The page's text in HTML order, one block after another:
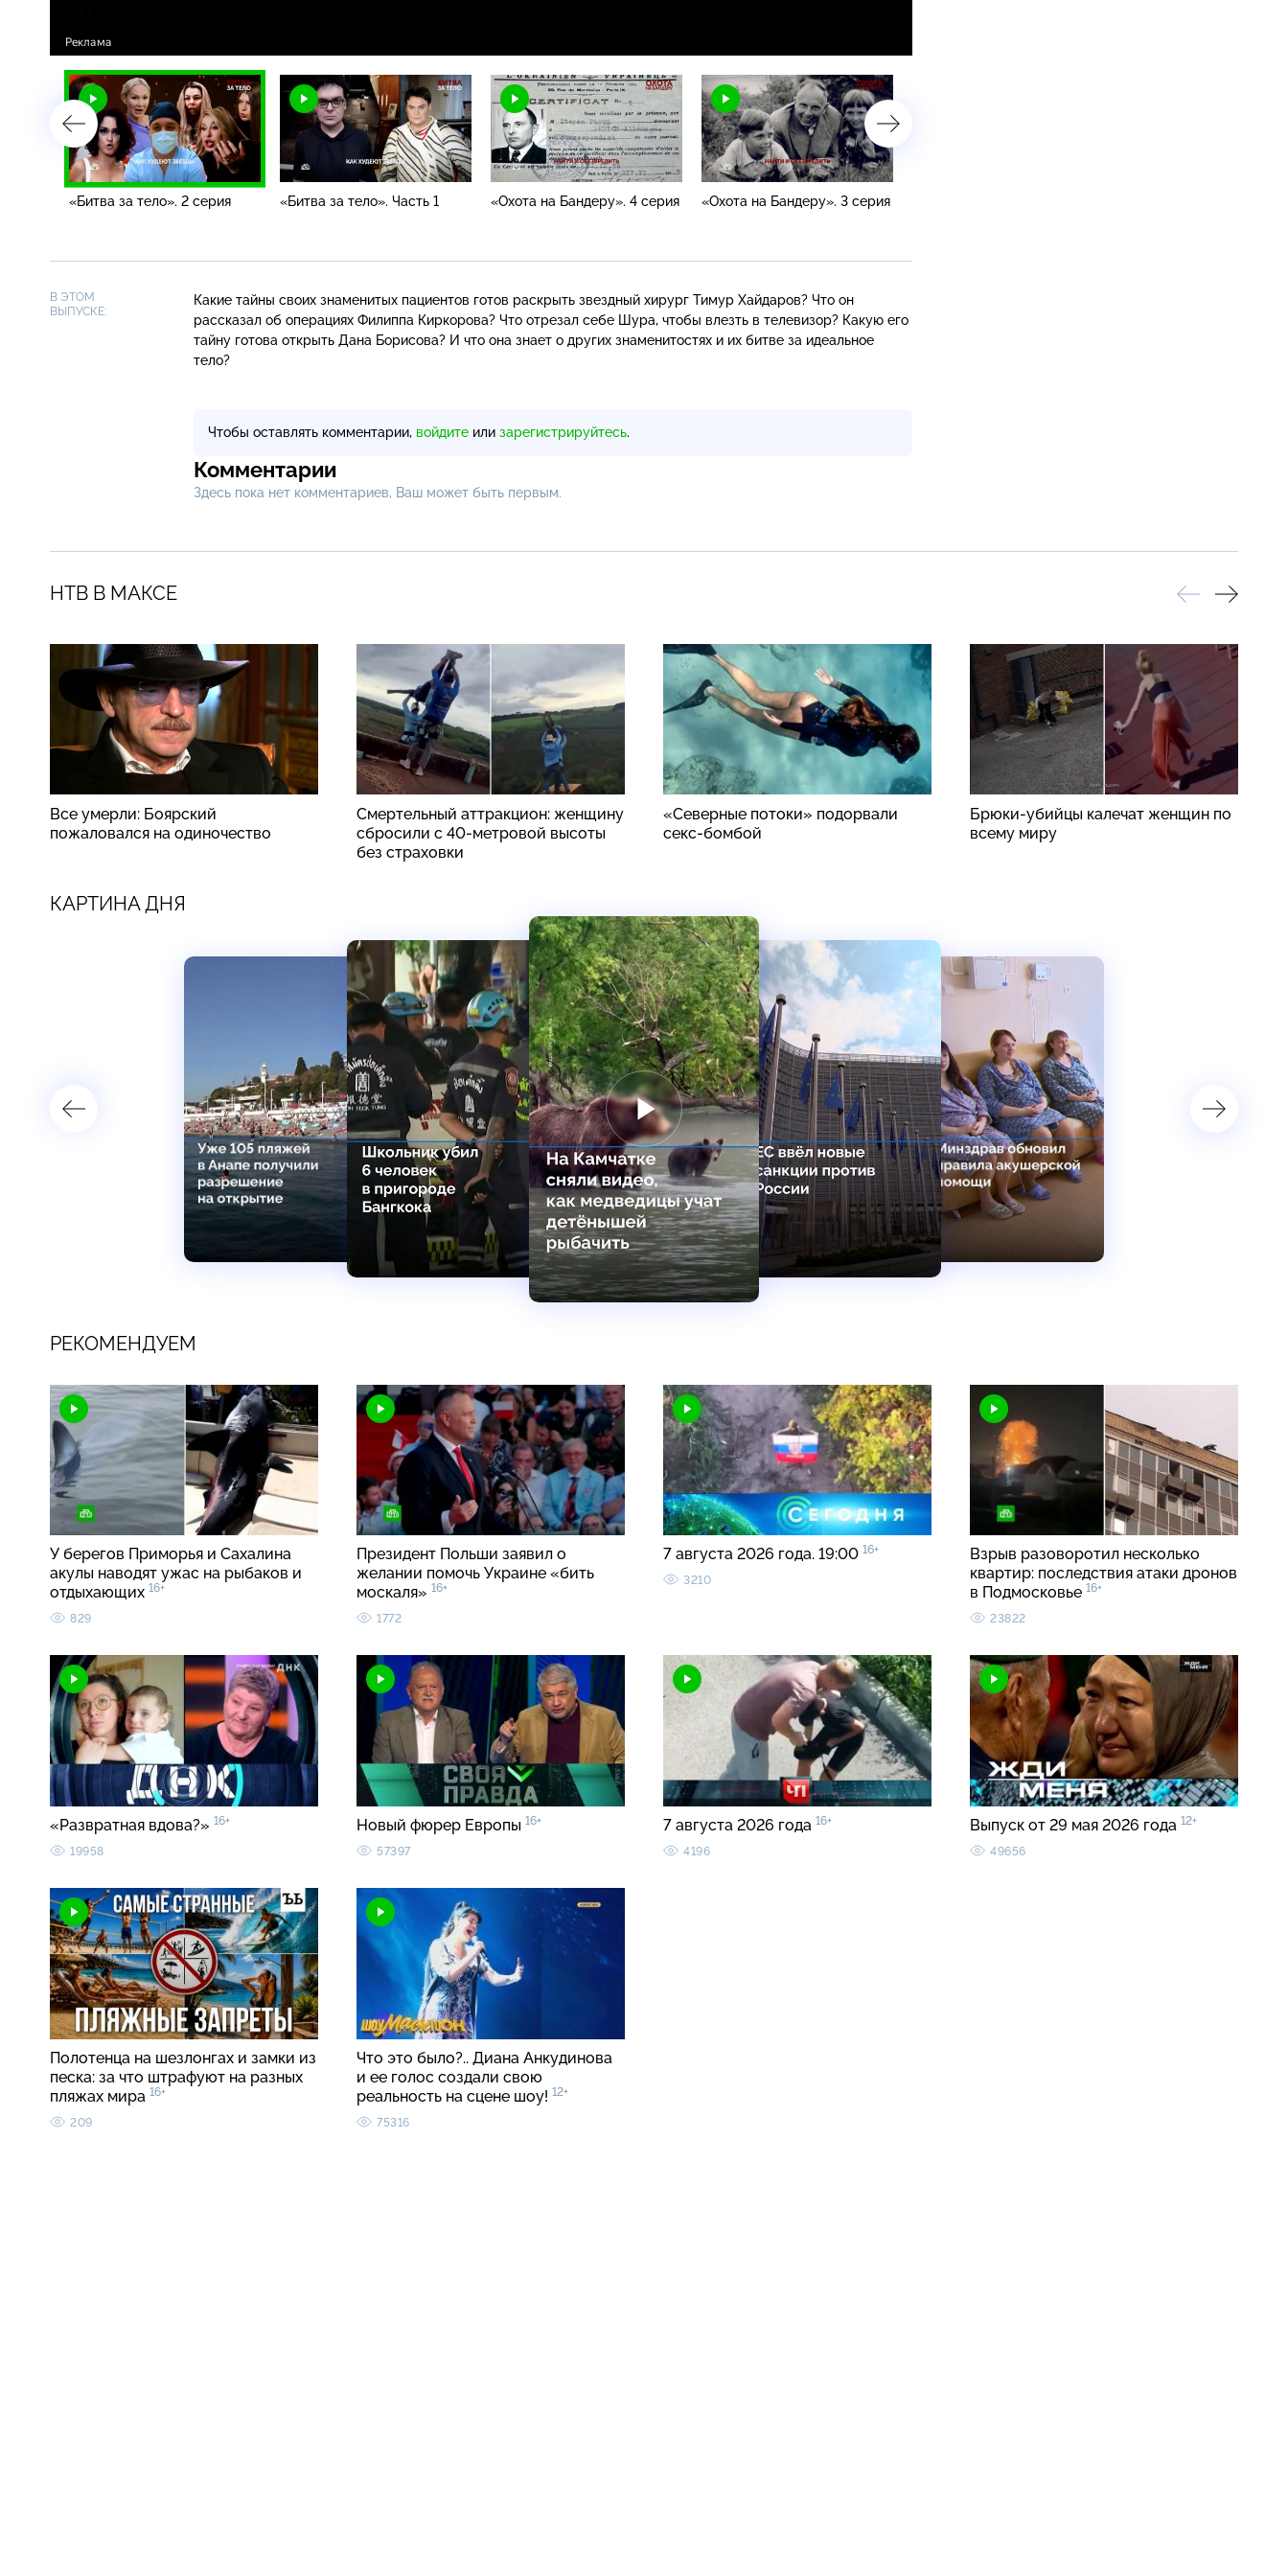
«Битва за тело». 2 серия «Битва за тело». Часть 1 «Охота на Бандеру». 4 серия «Охота на Бандеру». 3 серия
В ЭТОМ
ВЫПУСКЕ:
Какие тайны своих знаменитых пациентов готов раскрыть звездный хирург Тимур Хайдаров? Что он
рассказал об операциях Филиппа Киркорова? Что отрезал себе Шура, чтобы влезть в телевизор? Какую его
тайну готова открыть Дана Борисова? И что она знает о других знаменитостях и их битве за идеальное
тело?
Чтобы оставлять комментарии, войдите или зарегистрируйтесь.
Комментарии
Здесь пока нет комментариев, Ваш может быть первым.
НТВ В МАКСЕ
Все умерли: Боярский
пожаловался на одиночество
Смертельный аттракцион: женщину
сбросили с 40-метровой высоты
без страховки
«Северные потоки» подорвали
секс-бомбой
Брюки-убийцы калечат женщин по
всему миру
КАРТИНА ДНЯ
РЕКОМЕНДУЕМ
У берегов Приморья и Сахалина
акулы наводят ужас на рыбаков и
отдыхающих 16+
829
Президент Польши заявил о
желании помочь Украине «бить
москаля» 16+
1772
7 августа 2026 года. 19:00 16+
3210
Взрыв разоворотил несколько
квартир: последствия атаки дронов
в Подмосковье 16+
23822
«Развратная вдова?» 16+
19958
Новый фюрер Европы 16+
57397
7 августа 2026 года 16+
4196
Выпуск от 29 мая 2026 года 12+
49656
Полотенца на шезлонгах и замки из
песка: за что штрафуют на разных
пляжах мира 16+
209
Что это было?.. Диана Анкудинова
и ее голос создали свою
реальность на сцене шоу! 12+
75316